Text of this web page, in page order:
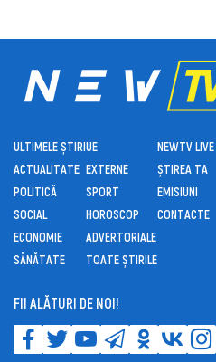
ULTIMELE ȘTIRI
ACTUALITATE
POLITICĂ
SOCIAL
ECONOMIE
SĂNĂTATE
UE
EXTERNE
SPORT
HOROSCOP
ADVERTORIALE
TOATE ȘTIRILE
NEWTV LIVE
ȘTIREA TA
EMISIUNI
CONTACTE
FII ALĂTURI DE NOI!